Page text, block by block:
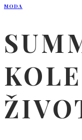
MODA